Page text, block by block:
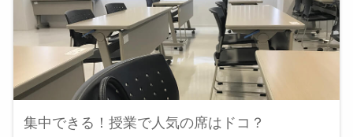
集中できる！授業で人気の席はドコ？